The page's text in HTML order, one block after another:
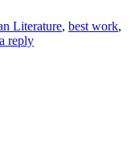
Literature, best work,
reply